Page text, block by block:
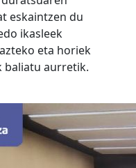
eskaintzen du
ikasleek
eta horiek
baliatu aurretik.